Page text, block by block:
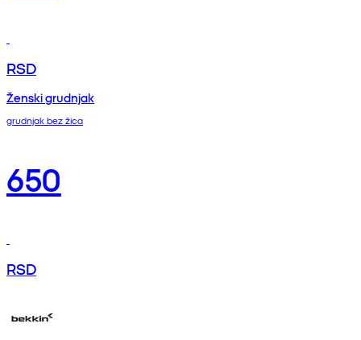
RSD
Ženski grudnjak
grudnjak bez žica
650
RSD